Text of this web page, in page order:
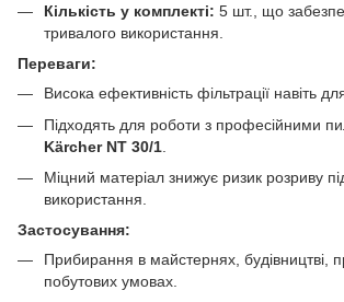
Кількість у комплекті: 5 шт., що
тривалого використання.
Переваги:
Висока ефективність фільтрації навіть
Підходять для роботи з професійними
Kärcher NT 30/1
Міцний матеріал знижує ризик розриву
використання.
Застосування:
Прибирання в майстернях, будівництві,
побутових умовах.